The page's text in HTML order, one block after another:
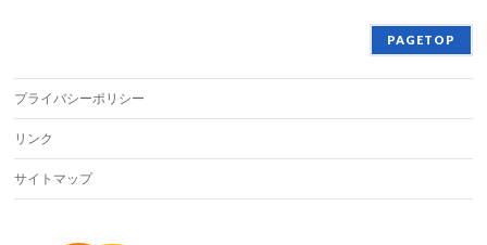
PAGETOP
プライバシーポリシー
リンク
サイトマップ